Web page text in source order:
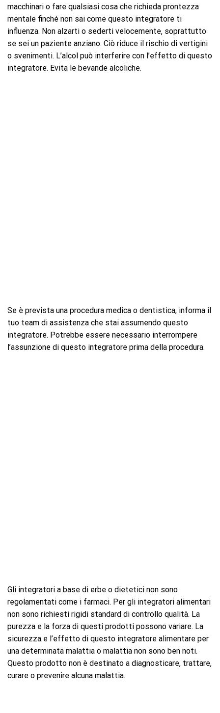
macchinari o fare qualsiasi cosa che richieda prontezza
mentale finché non sai come questo integratore ti
influenza. Non alzarti o sederti velocemente, soprattutto
se sei un paziente anziano. Ciò riduce il rischio di vertigini
o svenimenti. L’alcol può interferire con l’effetto di questo
integratore. Evita le bevande alcoliche.
Se è prevista una procedura medica o dentistica, informa il
tuo team di assistenza che stai assumendo questo
integratore. Potrebbe essere necessario interrompere
l’assunzione di questo integratore prima della procedura.
Gli integratori a base di erbe o dietetici non sono
regolamentati come i farmaci. Per gli integratori alimentari
non sono richiesti rigidi standard di controllo qualità. La
purezza e la forza di questi prodotti possono variare. La
sicurezza e l’effetto di questo integratore alimentare per
una determinata malattia o malattia non sono ben noti.
Questo prodotto non è destinato a diagnosticare, trattare,
curare o prevenire alcuna malattia.